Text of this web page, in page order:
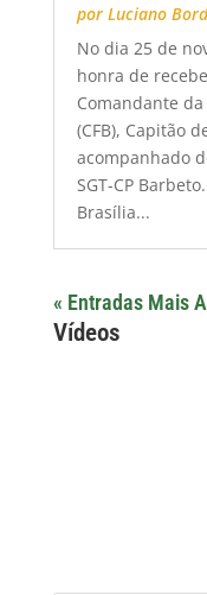
por Luciano
No dia 25 de
honra de
Comandante
(CFB), Capitão
acompanhado
SGT-CP
Brasília...
« Entradas Mais
Vídeos
Arquivos